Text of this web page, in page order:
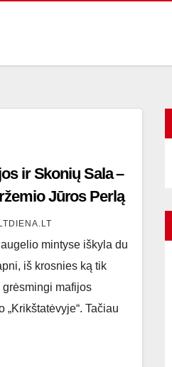
ir Skonių Sala –
Jūros Perlą
LTDIENA.LT
mintyse iškyla du
iš krosnies ką tik
mafijos
Tačiau